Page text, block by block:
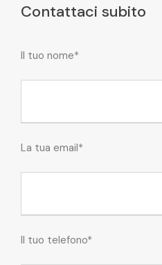
Contattaci subito
Il tuo nome*
La tua email*
Il tuo telefono*